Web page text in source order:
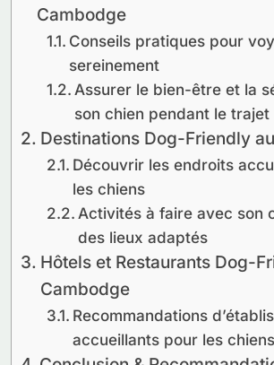
Cambodge
Conseils pratiques pour
sereinement
Assurer le bien-être et la
son chien pendant le trajet
Destinations Dog-Friendly
Découvrir les endroits
les chiens
Activités à faire avec son
des lieux adaptés
Hôtels et Restaurants Dog-
Cambodge
Recommandations
accueillants pour les chiens